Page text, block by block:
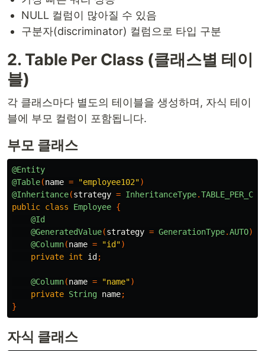
NULL 컬럼이 많아질 수 있음
구분자(discriminator) 컬럼으로 타입 구분
2. Table Per Class (클래스별 테이
블)
각 클래스마다 별도의 테이블을 생성하며, 자식 테이
블에 부모 컬럼이 포함됩니다.
부모 클래스
@Entity
@Table(name = "employee102")
@Inheritance(strategy = InheritanceType.
public class Employee {
@Id
@GeneratedValue(strategy = GenerationType.AUTO)
@Column(name = "id")
private int id ;
@Column(name = "name")
private String name;
}
자식 클래스